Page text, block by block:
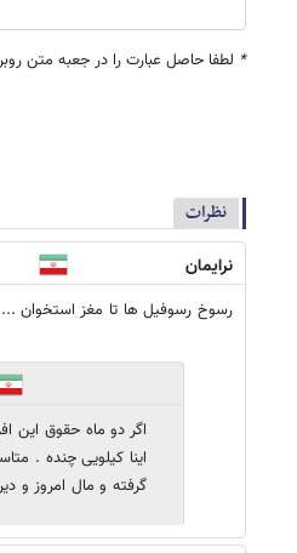
* لطفا حاصل عبارت را در جعبه متن
نظرات
نرایمان
رسوخ رسوفیل ها تا مغز استخوان
اگر دو ماه حقوق این
اینا کیلویی چنده .
گرفته و مال امروز و